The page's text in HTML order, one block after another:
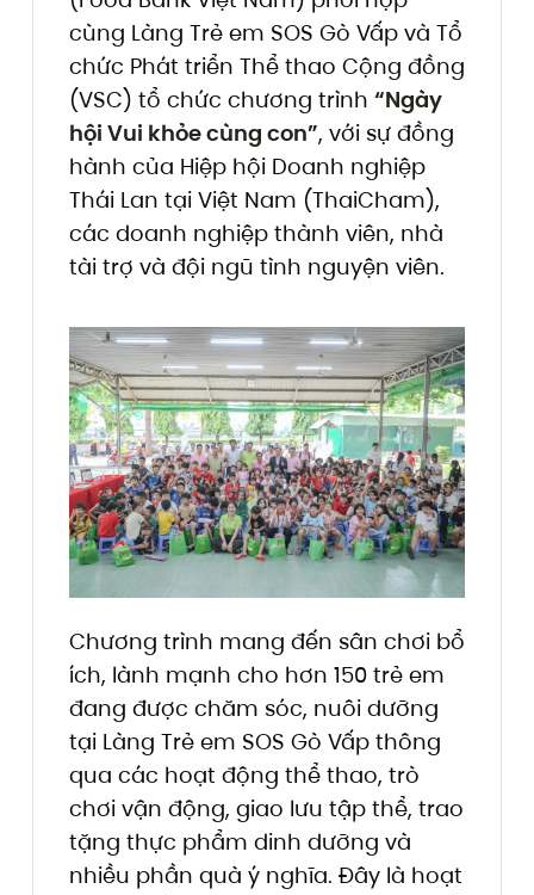
cùng Làng Trẻ em SOS Gò Vấp và Tổ
chức Phát triển Thể thao Cộng đồng
(VSC) tổ chức chương trình “Ngày
hội Vui khỏe cùng con”, với sự đồng
hành của Hiệp hội Doanh nghiệp
Thái Lan tại Việt Nam (ThaiCham),
các doanh nghiệp thành viên, nhà
tài trợ và đội ngũ tình nguyện viên.
Chương trình mang đến sân chơi bổ
ích, lành mạnh cho hơn 150 trẻ em
đang được chăm sóc, nuôi dưỡng
tại Làng Trẻ em SOS Gò Vấp thông
qua các hoạt động thể thao, trò
chơi vận động, giao lưu tập thể, trao
tặng thực phẩm dinh dưỡng và
nhiều phần quà ý nghĩa. Đây là hoạt